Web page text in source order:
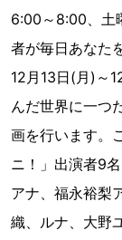
6:00～8:00、土
者が毎日あなた
12月13日(月)～
んだ世界に一つ
画を行います。
ニ！」出演者9
アナ、福永裕梨
織、ルナ、大野